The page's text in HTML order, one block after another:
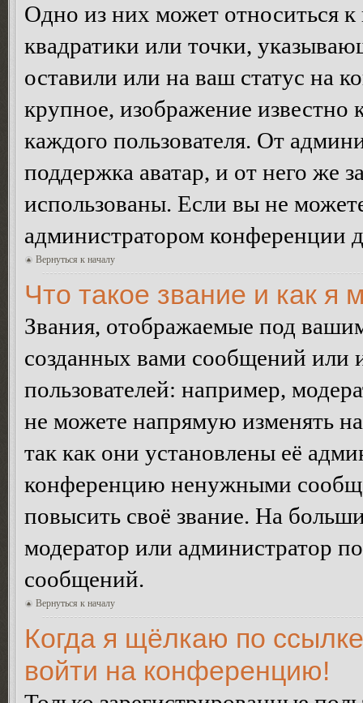
Одно из них может относиться
квадратики или точки,
оставили или на ваш статус на
крупное, изображение известно
каждого пользователя. От
поддержка аватар, и от него же
использованы. Если вы не
администратором конференции
Вернуться к началу
Что такое звание и как я
Звания, отображаемые под
созданных вами сообщений
пользователей: например,
не можете напрямую изменять
так как они установлены её
конференцию ненужными
повысить своё звание. На
модератор или администратор
сообщений.
Вернуться к началу
Когда я щёлкаю по
войти на конференцию!